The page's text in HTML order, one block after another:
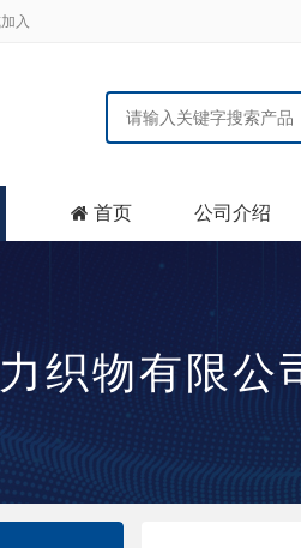
入
 首页 公司介绍
织物有限公